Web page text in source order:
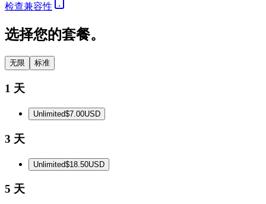
检查兼容性
选择您的套餐。
无限 标准
1 天
Unlimited$7.00USD
3 天
Unlimited$18.50USD
5 天